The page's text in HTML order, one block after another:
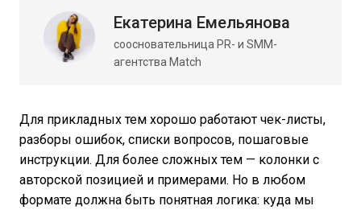
Екатерина Емельянова
соосновательница PR- и SMM-
агентства Match
Для прикладных тем хорошо работают чек-листы,
разборы ошибок, списки вопросов, пошаговые
инструкции. Для более сложных тем — колонки с
авторской позицией и примерами. Но в любом
формате должна быть понятная логика: куда мы